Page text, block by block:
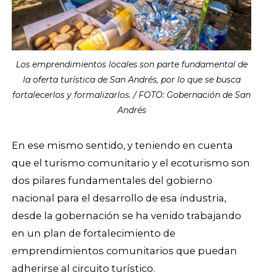
Los emprendimientos locales son parte fundamental de
la oferta turística de San Andrés, por lo que se busca
fortalecerlos y formalizarlos. / FOTO: Gobernación de San
Andrés
En ese mismo sentido, y teniendo en cuenta
que el turismo comunitario y el ecoturismo son
dos pilares fundamentales del gobierno
nacional para el desarrollo de esa industria,
desde la gobernación se ha venido trabajando
en un plan de fortalecimiento de
emprendimientos comunitarios que puedan
adherirse al circuito turístico.